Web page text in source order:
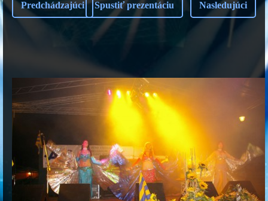
Predchádzajúci Spustiť prezentáciu Nasledujúci